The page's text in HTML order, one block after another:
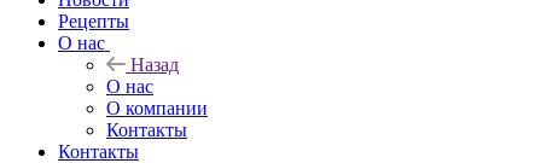
Рецепты
О нас
Назад
О нас
О компании
Контакты
Контакты